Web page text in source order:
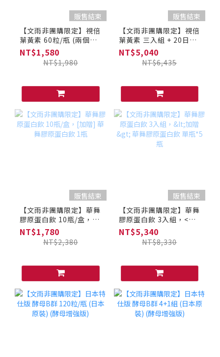
販售結束
【文雨非團購限定】視倍
葉黃素 60粒/瓶 (兩個月
份)(超結晶游離性4倍吸
收) (日本原裝)
NT$1,580
NT$1,980
販售結束
【文雨非團購限定】視倍
葉黃素 三入組 + 20日份
隨身包 (共20包)
NT$5,040
NT$6,435
販售結束
【文雨非團購限定】華舞
膠原蛋白飲 10瓶/盒，
[加贈] 華舞膠原蛋白飲 1
瓶
NT$1,780
NT$2,380
販售結束
【文雨非團購限定】華舞
膠原蛋白飲 3入組，<加
贈> 華舞膠原蛋白飲 單
瓶*5瓶
NT$5,340
NT$8,330